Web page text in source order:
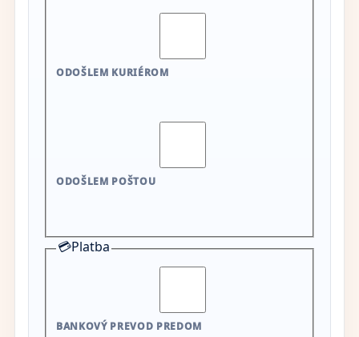
ODOŠLEM KURIÉROM
ODOŠLEM POŠTOU
💳Platba
BANKOVÝ PREVOD PREDOM